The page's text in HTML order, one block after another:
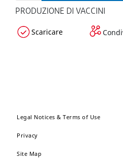
PRODUZIONE DI VACCINI
Scaricare
Legal Notices & Terms of Use
Privacy
Site Map